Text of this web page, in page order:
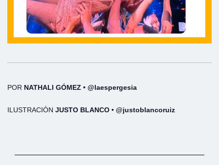
POR NATHALI GÓMEZ • @laespergesia
ILUSTRACIÓN JUSTO BLANCO • @justoblancoruiz